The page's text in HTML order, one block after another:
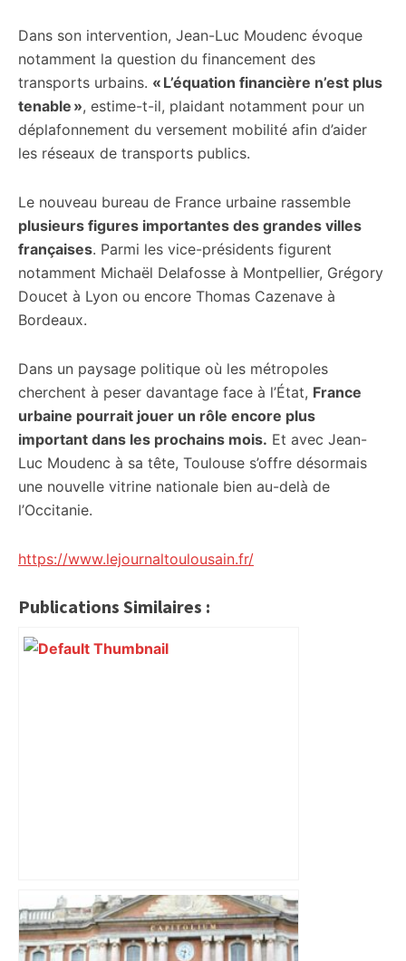
Dans son intervention, Jean-Luc Moudenc évoque
notamment la question du financement des
transports urbains. « L’équation financière n’est plus
tenable », estime-t-il, plaidant notamment pour un
déplafonnement du versement mobilité afin d’aider
les réseaux de transports publics.
Le nouveau bureau de France urbaine rassemble
plusieurs figures importantes des grandes villes
françaises. Parmi les vice-présidents figurent
notamment Michaël Delafosse à Montpellier, Grégory
Doucet à Lyon ou encore Thomas Cazenave à
Bordeaux.
Dans un paysage politique où les métropoles
cherchent à peser davantage face à l’État, France
urbaine pourrait jouer un rôle encore plus
important dans les prochains mois. Et avec Jean-
Luc Moudenc à sa tête, Toulouse s’offre désormais
une nouvelle vitrine nationale bien au-delà de
l’Occitanie.
https://www.lejournaltoulousain.fr/
Publications Similaires :
Alliance PS/LFI à Toulouse : Marc
Sztulman claque la porte – RMC